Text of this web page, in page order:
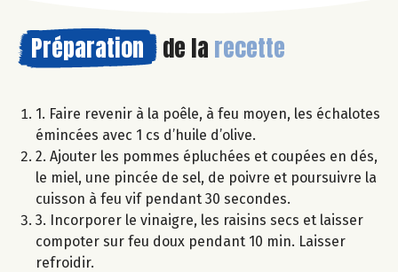
Préparation de la recette
1. Faire revenir à la poêle, à feu moyen, les échalotes
émincées avec 1 cs d’huile d’olive.
2. Ajouter les pommes épluchées et coupées en dés,
le miel, une pincée de sel, de poivre et poursuivre la
cuisson à feu vif pendant 30 secondes.
3. Incorporer le vinaigre, les raisins secs et laisser
compoter sur feu doux pendant 10 min. Laisser
refroidir.